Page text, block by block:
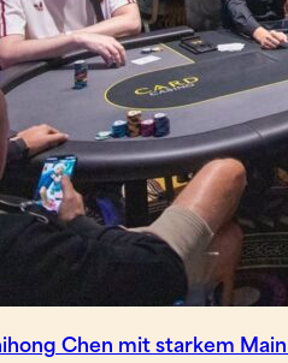
Chen mit starkem